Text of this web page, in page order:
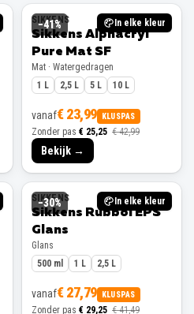
−41% In elke kleur
SIKKENS
Sikkens Alphacryl
Pure Mat SF
Mat · Watergedragen
1 L
2,5 L 5 L 10 L
vanaf€ 23,99 KLUSPAS
Zonder pas € 25,25 € 42,99
Bekijk →
−30% In elke kleur
SIKKENS
Sikkens Rubbol EPS
Glans
Glans
500 ml
1 L 2,5 L
vanaf€ 27,79 KLUSPAS
Zonder pas € 29,25 € 41,49